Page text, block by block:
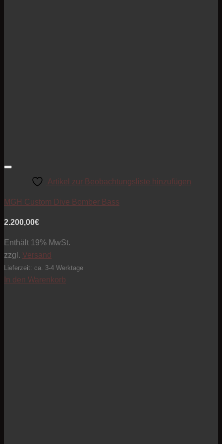
Artikel zur Beobachtungsliste hinzufügen
MGH Custom Dive Bomber Bass
2.200,00€
Enthält 19% MwSt.
zzgl. Versand
Lieferzeit: ca. 3-4 Werktage
In den Warenkorb